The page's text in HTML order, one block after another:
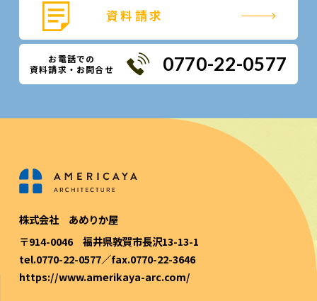
資料請求
お電話での
資料請求・お問合せ
0770-22-0577
株式会社 あめりか屋
〒914-0046 福井県敦賀市長沢13-13-1
tel.0770-22-0577／fax.0770-22-3646
https://www.amerikaya-arc.com/